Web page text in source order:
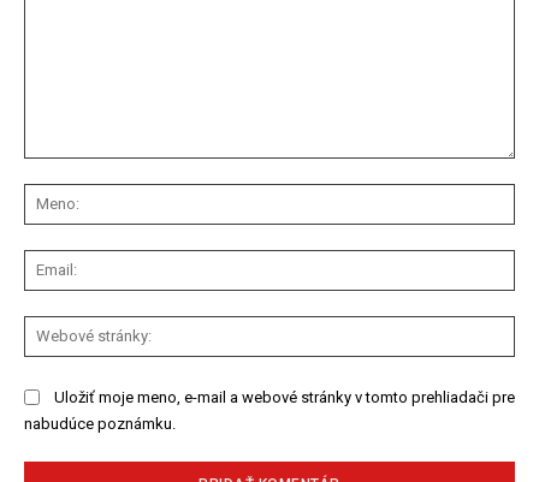
Uložiť moje meno, e-mail a webové stránky v tomto prehliadači pre
nabudúce poznámku.